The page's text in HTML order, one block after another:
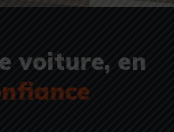
voiture, en